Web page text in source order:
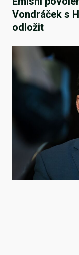
Vondráček s
odložit